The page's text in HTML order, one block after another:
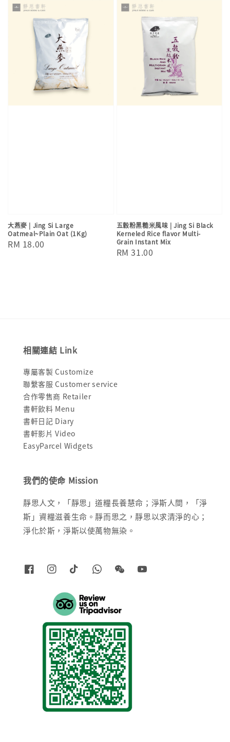
大燕麥 | Jing Si Large
Oatmeal~Plain Oat (1Kg)
Regular
RM 18.00
五穀粉黑糙米風味 | Jing Si Black
Kerneled Rice flavor Multi-
Grain Instant Mix
Regular
RM 31.00
相關連結 Link
專屬客製 Customize
聯繫客服 Customer service
合作零售商 Retailer
書軒飲料 Menu
書軒日記 Diary
書軒影片 Video
EasyParcel Widgets
我們的使命 Mission
靜思人文，「靜思」道糧長養慧命；淨斯人間，「淨
斯」資糧滋養生命。靜而思之，靜思以求清淨的心；
淨化於斯，淨斯以使萬物無染。